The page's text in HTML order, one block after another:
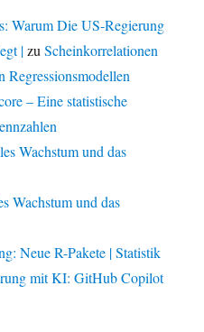
Warum Die US-Regierung
|zuScheinkorrelationen
Regressionsmodellen
– Eine statistische
Wachstum und das
Wachstum und das
Neue R-Pakete | Statistik
mit KI: GitHub Copilot